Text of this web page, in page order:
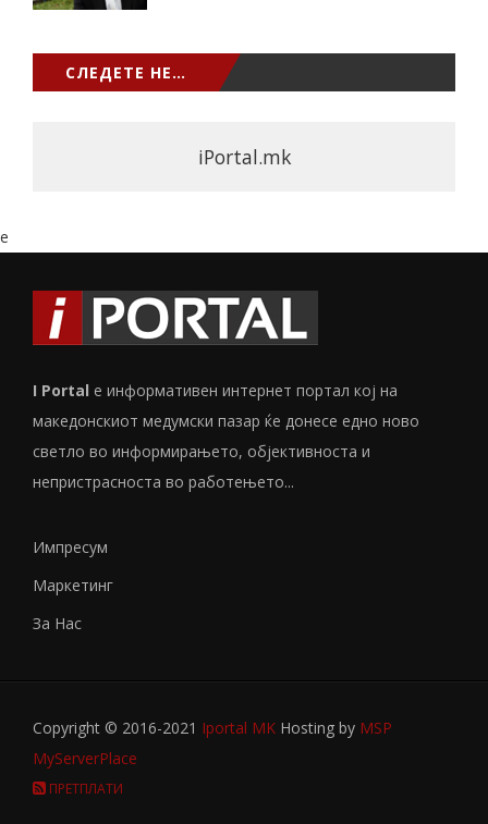
СЛЕДЕТЕ НЕ…
iPortal.mk
e
I Portal е информативен интернет портал кој на
македонскиот медумски пазар ќе донесе едно ново
светло во информирањето, објективноста и
непристрасноста во работењето...
Импресум
Маркетинг
За Нас
Copyright © 2016-2021 Iportal MK Hosting by MSP
MyServerPlace
ПРЕТПЛАТИ